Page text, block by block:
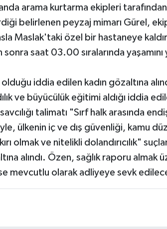
arama kurtarma ekipleri
belirlenen peyzaj mimarı Gürel,
Maslak'taki özel bir hastaneye
sonra saat 03.00 sıralarında
olduğu iddia edilen kadın gözaltına
ve büyücülük eğitimi aldığı iddia
talimatı "Sırf halk arasında
ülkenin iç ve dış güvenliği, kamu
olmak ve nitelikli dolandırıcılık"
alındı. Özen, sağlık raporu almak
mevcutlu olarak adliyeye sevk